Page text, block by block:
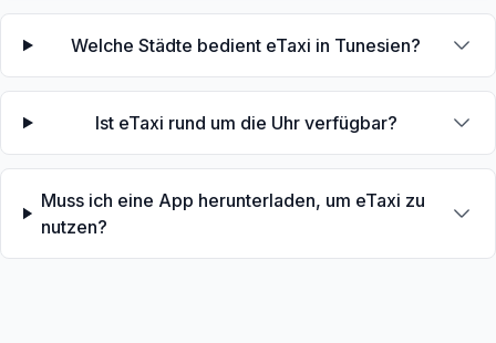
Welche Städte bedient eTaxi in Tunesien?
Ist eTaxi rund um die Uhr verfügbar?
Muss ich eine App herunterladen, um eTaxi zu
nutzen?